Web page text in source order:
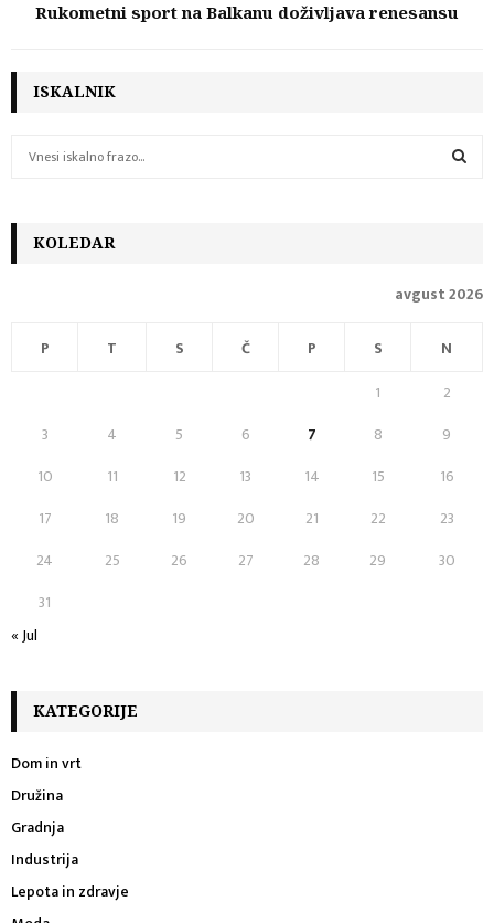
Rukometni sport na Balkanu doživljava renesansu
ISKALNIK
h
A
KOLEDAR
avgust 2026
P T S Č P S
N
1
2
3
4 5 6 7 8
9
10
11 12 13 14 15
16
17
18 19 20 21 22
23
24
25 26 27 28 29
30
31
« Jul
KATEGORIJE
Dom in vrt
Družina
Gradnja
Industrija
Lepota in zdravje